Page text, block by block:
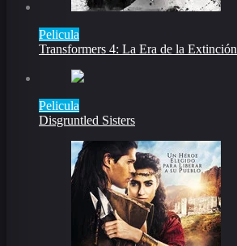
Pelicula
Transformers 4: La Era de la Extinción
Pelicula
Disgruntled Sisters